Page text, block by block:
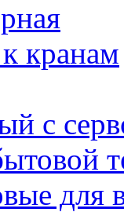
кранам
с
для